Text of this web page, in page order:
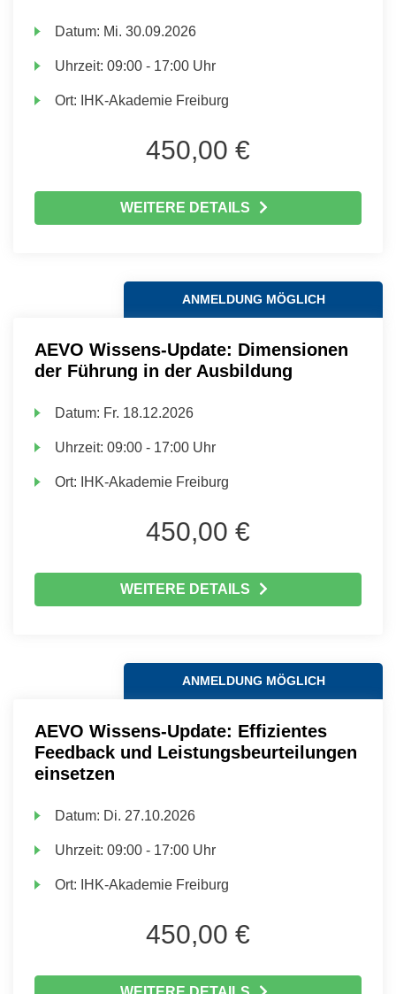
Datum: Mi. 30.09.2026
Uhrzeit:09:00 - 17:00 Uhr
Ort: IHK-Akademie Freiburg
450,00 €
WEITERE DETAILS
ANMELDUNG MÖGLICH
AEVO Wissens-Update: Dimensionen
der Führung in der Ausbildung
Datum: Fr. 18.12.2026
Uhrzeit:09:00 - 17:00 Uhr
Ort: IHK-Akademie Freiburg
450,00 €
WEITERE DETAILS
ANMELDUNG MÖGLICH
AEVO Wissens-Update: Effizientes
Feedback und Leistungsbeurteilungen
einsetzen
Datum: Di. 27.10.2026
Uhrzeit:09:00 - 17:00 Uhr
Ort: IHK-Akademie Freiburg
450,00 €